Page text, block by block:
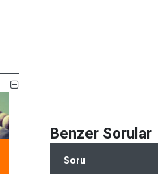
Benzer Sorular
Soru